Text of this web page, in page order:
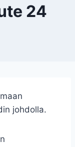
24
johdolla.